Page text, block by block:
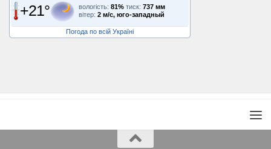
+21° вологість: 81% тиск: 737 мм
вітер: 2 м/с, юго-западный
Погода по всій Україні